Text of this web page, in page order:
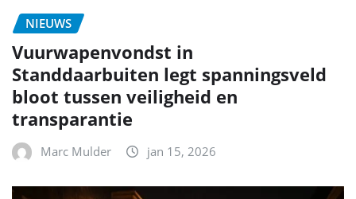
NIEUWS
Vuurwapenvondst in
Standdaarbuiten legt spanningsveld
bloot tussen veiligheid en
transparantie
Marc Mulder jan 15, 2026